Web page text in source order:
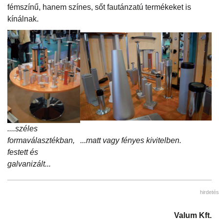
fémszínű, hanem színes, sőt fautánzatú termékeket is
kínálnak.
....széles
formaválasztékban,
festett és
galvanizált...
...matt vagy fényes kivitelben.
hirdetés
Valum Kft.